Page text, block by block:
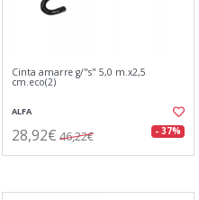
Cinta amarre g/"s" 5,0 m.x2,5
cm.eco(2)
ALFA
28,92€ 46,22€ - 37%